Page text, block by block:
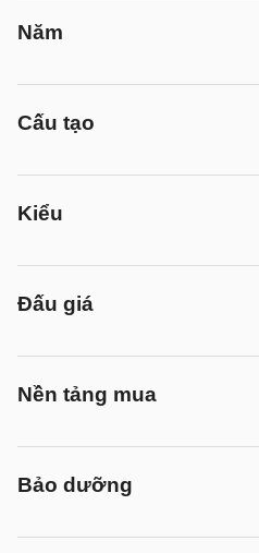
Năm
Cấu tạo
Kiểu
Đấu giá
Nền tảng mua
Bảo dưỡng